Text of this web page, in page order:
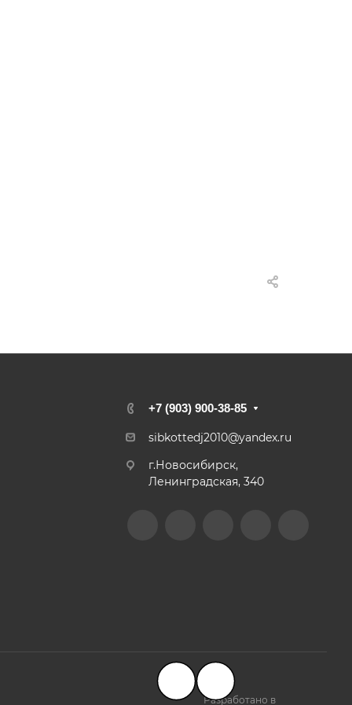
+7 (903) 900-38-85
sibkottedj2010@yandex.ru
г.Новосибирск,
Ленинградская, 340
Разработано в